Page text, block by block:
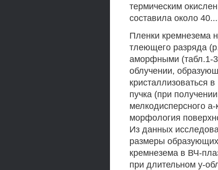
термическим
составила около
Пленки кремнезема
тлеющего разряда
аморфными (табл.1-
облучении,
кристаллизоваться
пучка (при
мелкодисперсного
морфология
Из данных
размеры
кремнезема в ВЧ-
при длительном у-